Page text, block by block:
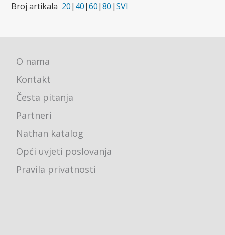
Broj artikala 20| 40|60|80|SVI
O nama
Kontakt
Česta pitanja
Partneri
Nathan katalog
Opći uvjeti poslovanja
Pravila privatnosti